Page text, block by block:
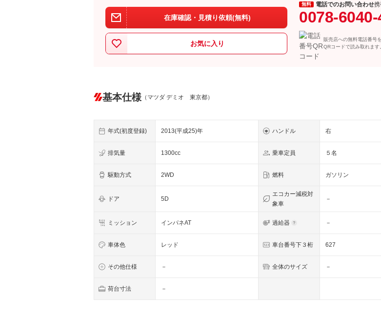
在庫確認・見積り依頼(無料)
お気に入り
無料 電話でのお問い合わせ
0078-
販売店への無料電話番号を
QRコードで読み取れます
基本仕様 （マツダ デミオ 東京都）
年式(初度登録) 2013(平成25)年 ハンドル 右
排気量 1300cc 乗車定員 ５名
駆動方式 2WD 燃料 ガソリン
ドア 5D
エコカー減税対
象車
－
ミッション インパネAT 過給器 －
車体色 レッド 車台番号下３桁 627
その他仕様 － 全体のサイズ －
荷台寸法 －